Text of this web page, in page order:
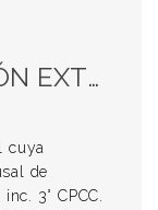
Instituto procesal dependiente de la relación sustancial en litigio.
cuya
de
3° CPCC.